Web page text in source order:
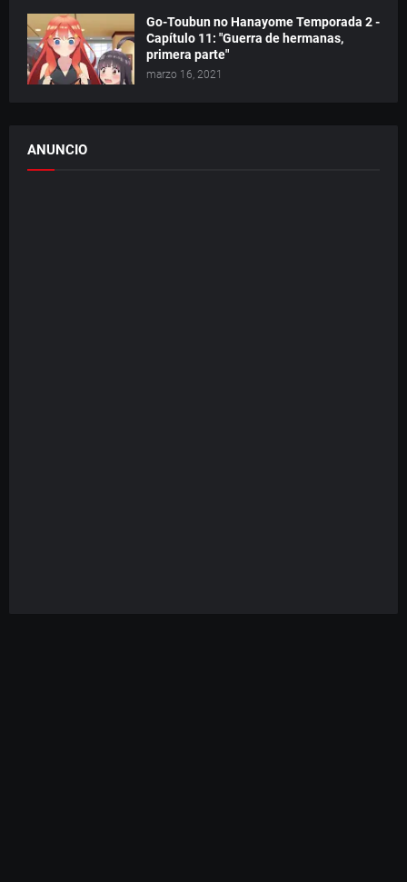
Go-Toubun no Hanayome Temporada 2 -
Capítulo 11: "Guerra de hermanas,
primera parte"
marzo 16, 2021
ANUNCIO